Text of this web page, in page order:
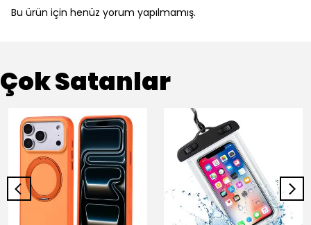
Bu ürün için henüz yorum yapılmamış.
Çok Satanlar